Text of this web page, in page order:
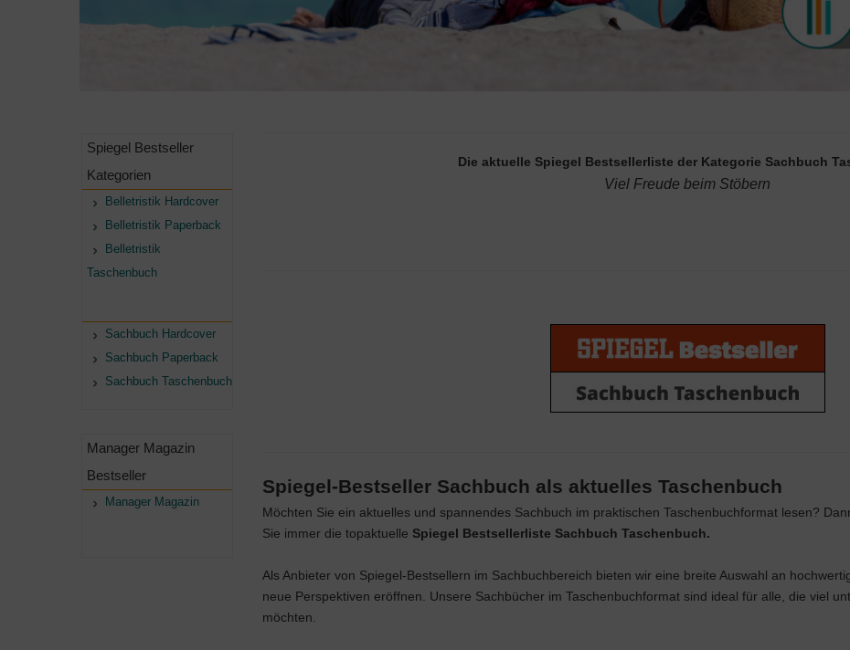
Spiegel Bestseller
Kategorien
Belletristik Hardcover
Belletristik Paperback
Belletristik
Taschenbuch
Sachbuch Hardcover
Sachbuch Paperback
Sachbuch Taschenbuch
Manager Magazin
Bestseller
Manager Magazin
Die aktuelle Spiegel Bestsellerliste der Kategorie Sachbuch
Viel Freude beim Stöbern
Spiegel-Bestseller Sachbuch als aktuelles Taschenbuch
Möchten Sie ein aktuelles und spannendes Sachbuch im praktischen Taschenbuchformat lesen?
Sie immer die topaktuelle Spiegel Bestsellerliste Sachbuch Taschenbuch.
Als Anbieter von Spiegel-Bestsellern im Sachbuchbereich bieten wir eine breite Auswahl an
neue Perspektiven eröffnen. Unsere Sachbücher im Taschenbuchformat sind ideal für alle, die viel
möchten.